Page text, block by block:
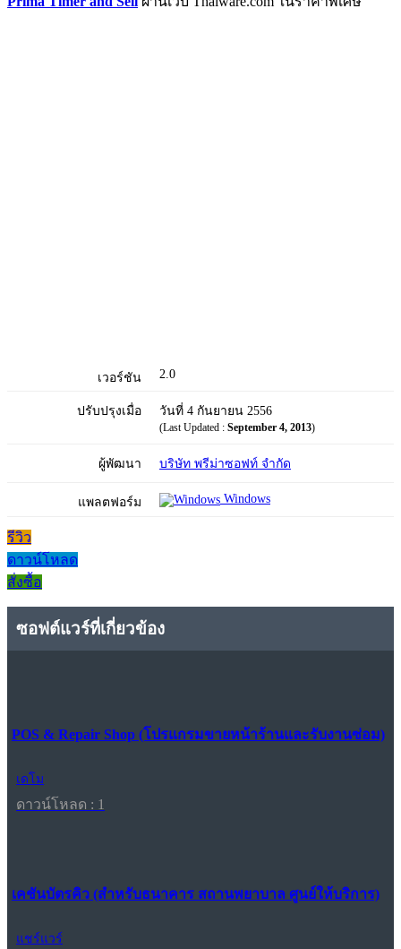
เวอร์ชัน 2.0
ปรับปรุงเมื่อ วันที่ 4 กันยายน 2556
(Last Updated : September 4, 2013)
ผู้พัฒนา บริษัท พรีม่าซอฟท์ จำกัด
แพลตฟอร์ม Windows
รีวิว
ดาวน์โหลด
สั่งซื้อ
ซอฟต์แวร์ที่เกี่ยวข้อง
POS & Repair Shop (โปรแกรมขายหน้าร้านและรับงานซ่อม)
เดโม
ดาวน์โหลด : 1
เคชันบัตรคิว (สำหรับธนาคาร สถานพยาบาล ศูนย์ให้บริการ)
แชร์แวร์